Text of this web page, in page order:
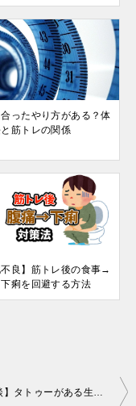
ったやり方がある？体
筋トレの関係
不良】筋トレ後の食事→
痢を回避する方法